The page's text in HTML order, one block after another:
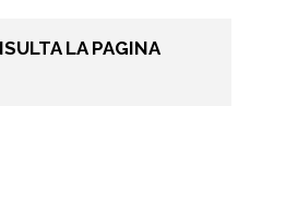
LA PAGINA